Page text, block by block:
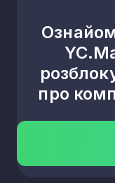
про